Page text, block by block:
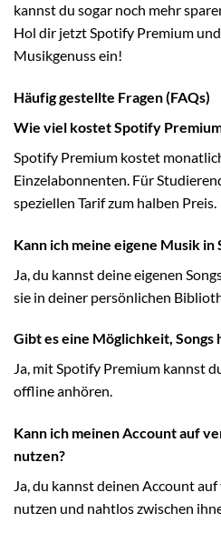
kannst du sogar noch mehr
Hol dir jetzt Spotify Premium
Musikgenuss ein!
Häufig gestellte Fragen (FAQs)
Wie viel kostet Spotify
Spotify Premium kostet
Einzelabonnenten. Für
speziellen Tarif zum halben Preis.
Kann ich meine eigene Musik
Ja, du kannst deine eigenen
sie in deiner persönlichen
Gibt es eine Möglichkeit,
Ja, mit Spotify Premium kannst
offline anhören.
Kann ich meinen Account auf
nutzen?
Ja, du kannst deinen Account
nutzen und nahtlos zwischen